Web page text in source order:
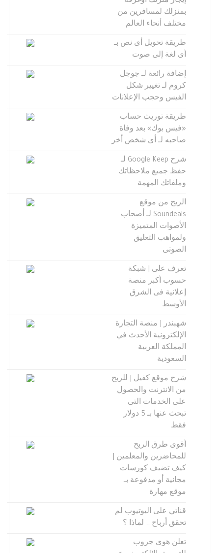
بمنزلك لمسافرين من
مختلف أنحاء العالم
طريقة تحويل أى نص بـ
أى لغة إلى صوت
إضافة رائعة لـ جوجل
كروم لـ تغيير شكل
الفيس وحجب الإعلانات
طريقة توريث حساب
«فيس بوك» بعد وفاة
صاحبه لـ أى شخص أخر
شرح Google Keep لـ
حفظ جميع ملاحظاتك
وملفاتك المهمة
الربح من موقع
Soundeals لـ أصحاب
الأصوات المتميزة
ولمواهب التعليق
الصوتى
تعرف على | شبكة
حسوب أكبر منصة
إعلانية فى الشرق
الأوسط
شهبندر | منصة التجارة
الإلكترونية الأحدث في
المملكة العربية
السعودية
شرح موقع كفيل | للربح
من الانترنت والحصول
على الخدمات التى
تبحث عنها بـ 5 دولار
فقط
أقوى طرق الربح
للمحاضرين والمعلمين |
كيف تضيف كورسات
مجانية أو مدفوعة بـ
موقع مهارة
قناتي على اليوتيوب لم
تحقق أرباح .. لماذا ؟
تعلن هوى جروب